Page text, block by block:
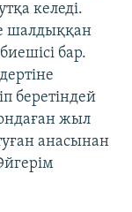
келеді.
шалдыққан
бар.
беретіндей
жыл
анасынан